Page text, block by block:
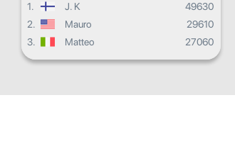
1. J. K
49630
2.
Mauro
29610
3.
Matteo 27060